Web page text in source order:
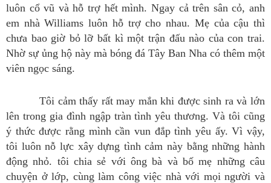
luôn cổ vũ và hỗ trợ hết mình. Ngay cả trên sân cỏ, anh
em nhà Williams luôn hỗ trợ cho nhau. Mẹ của cậu thì
chưa bao giờ bỏ lỡ bất kì một trận đấu nào của con trai.
Nhờ sự ủng hộ này mà bóng đá Tây Ban Nha có thêm một
viên ngọc sáng.
Tôi cảm thấy rất may mắn khi được sinh ra và lớn
lên trong gia đình ngập tràn tình yêu thương. Và tôi cũng
ý thức được rằng mình cần vun đắp tình yêu ấy. Vì vậy,
tôi luôn nỗ lực xây dựng tình cảm này bằng những hành
động nhỏ. tôi chia sẻ với ông bà và bố mẹ những câu
chuyện ở lớp, cùng làm công việc nhà với mọi người và